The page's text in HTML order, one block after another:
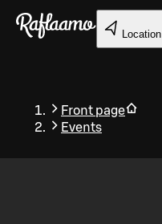
Skip to main content
Location
Front page
Events
Back